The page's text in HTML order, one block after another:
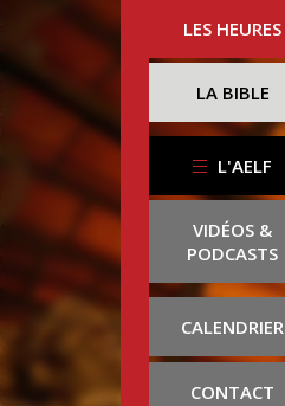
LES HEURES
LA BIBLE
L'AELF
VIDÉOS &
PODCASTS
CALENDRIER
CONTACT